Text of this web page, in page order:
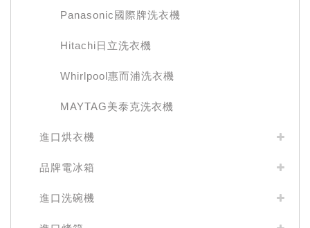
Panasonic國際牌洗衣機
Hitachi日立洗衣機
Whirlpool惠而浦洗衣機
MAYTAG美泰克洗衣機
進口烘衣機
品牌電冰箱
進口洗碗機